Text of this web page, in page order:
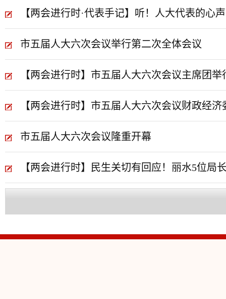
【两会进行时·代表手记】听！人大代表的心声
市五届人大六次会议举行第二次全体会议
【两会进行时】市五届人大六次会议主席团
【两会进行时】市五届人大六次会议财政经
市五届人大六次会议隆重开幕
【两会进行时】民生关切有回应！丽水5位局